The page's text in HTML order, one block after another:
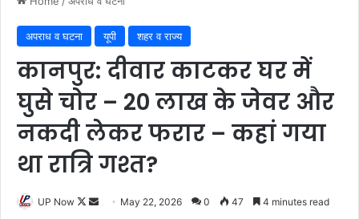
अपराध व घटना यूपी शहर व राज्य
कानपुर: दीवार काटकर घर में
घुसे चोर – 20 लाख के जेवर और
नकदी लेकर फरार – कहां गया
था रात्रि गश्त?
UP Now
Follow
Send May 22, 2026 0 47 4 minutes read